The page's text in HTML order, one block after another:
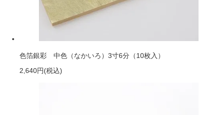
色箔銀彩 中色（なかいろ）3寸6分（10枚入）
2,640円(税込)